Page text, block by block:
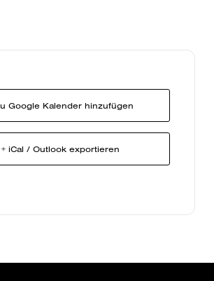
Google Kalender hinzufügen
+ iCal / Outlook exportieren